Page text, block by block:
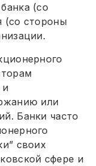
(со
(со стороны
или
Банки часто
своих
сфере и